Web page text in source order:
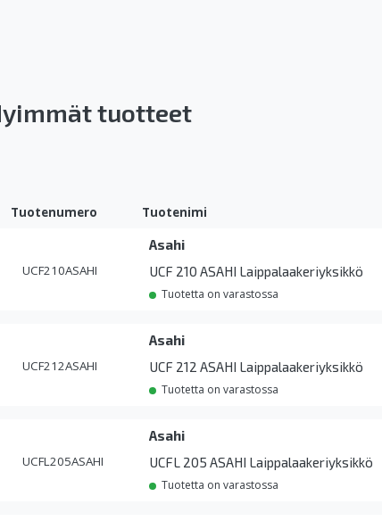
tuotteet
Tuotenumero Tuotenimi
UCF210ASAHI
Asahi
UCF 210 ASAHI Laippalaakeriyksikkö
Tuotetta on varastossa
UCF212ASAHI
Asahi
UCF 212 ASAHI Laippalaakeriyksikkö
Tuotetta on varastossa
UCFL205ASAHI
Asahi
UCFL 205 ASAHI Laippalaakeriyksikkö
Tuotetta on varastossa